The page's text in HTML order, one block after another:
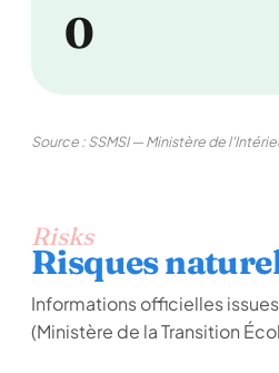
0
Source : SSMSI — Ministère de
Risks
Risques
Informations officielles
(Ministère de la Transition